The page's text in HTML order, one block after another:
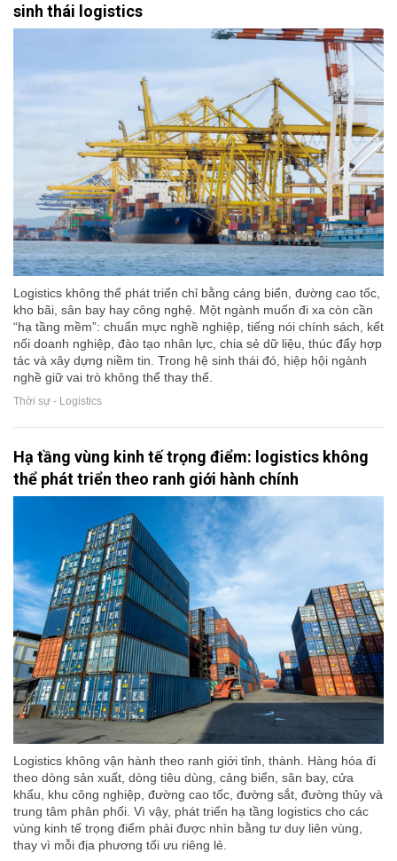
sinh thái logistics
Logistics không thể phát triển chỉ bằng cảng biển, đường cao tốc,
kho bãi, sân bay hay công nghệ. Một ngành muốn đi xa còn cần
“hạ tầng mềm”: chuẩn mực nghề nghiệp, tiếng nói chính sách, kết
nối doanh nghiệp, đào tạo nhân lực, chia sẻ dữ liệu, thúc đẩy hợp
tác và xây dựng niềm tin. Trong hệ sinh thái đó, hiệp hội ngành
nghề giữ vai trò không thể thay thế.
Thời sự - Logistics
Hạ tầng vùng kinh tế trọng điểm: logistics không
thể phát triển theo ranh giới hành chính
Logistics không vận hành theo ranh giới tỉnh, thành. Hàng hóa đi
theo dòng sản xuất, dòng tiêu dùng, cảng biển, sân bay, cửa
khẩu, khu công nghiệp, đường cao tốc, đường sắt, đường thủy và
trung tâm phân phối. Vì vậy, phát triển hạ tầng logistics cho các
vùng kinh tế trọng điểm phải được nhìn bằng tư duy liên vùng,
thay vì mỗi địa phương tối ưu riêng lẻ.